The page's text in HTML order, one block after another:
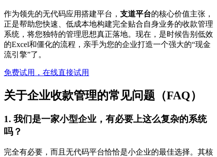
作为领先的无代码应用搭建平台， 支道平台的核心价值主张，
正是帮助您快速、低成本地构建完全贴合自身业务的收款管理
系统，将您独特的管理思想真正落地。现在，是时候告别低效
的Excel和僵化的流程，亲手为您的企业打造一个强大的“现金
流引擎”了。
免费试用，在线直接试用
关于企业收款管理的常见问题（FAQ）
1. 我们是一家小型企业，有必要上这么复杂的系统
吗？
完全有必要，而且无代码平台恰恰是小企业的最佳选择。其核